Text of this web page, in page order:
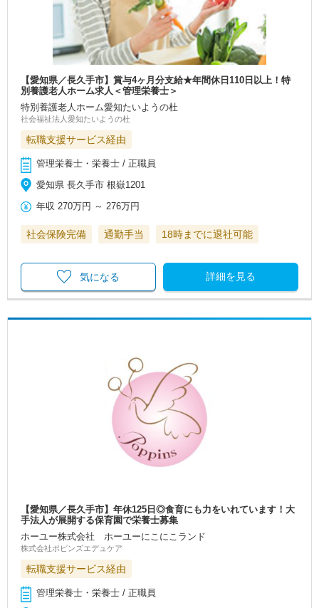
【愛知県／長久手市】賞与4ヶ月分支給★年間休日110日以上！特
別養護老人ホーム求人＜管理栄養士＞
特別養護老人ホーム愛知たいようの杜
社会福祉法人愛知たいようの杜
転職支援サービス経由
管理栄養士・栄養士 / 正職員
愛知県 長久手市 根嶽1201
年収 270万円 ～ 276万円
社会保険完備 通勤手当 18時までに退社可能
詳細を見る
気になる
【愛知県／長久手市】年休125日◎食育にも力をいれています！大
手法人が展開する保育園で栄養士募集
ホーユー株式会社 ホーユーにこにこランド
株式会社ポピンズエデュケア
転職支援サービス経由
管理栄養士・栄養士 / 正職員